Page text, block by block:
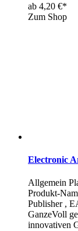
ab 4,20 €*
Zum Shop
Electronic
Allgemein
Produkt-
Publisher ,
GanzeVoll
innovativen